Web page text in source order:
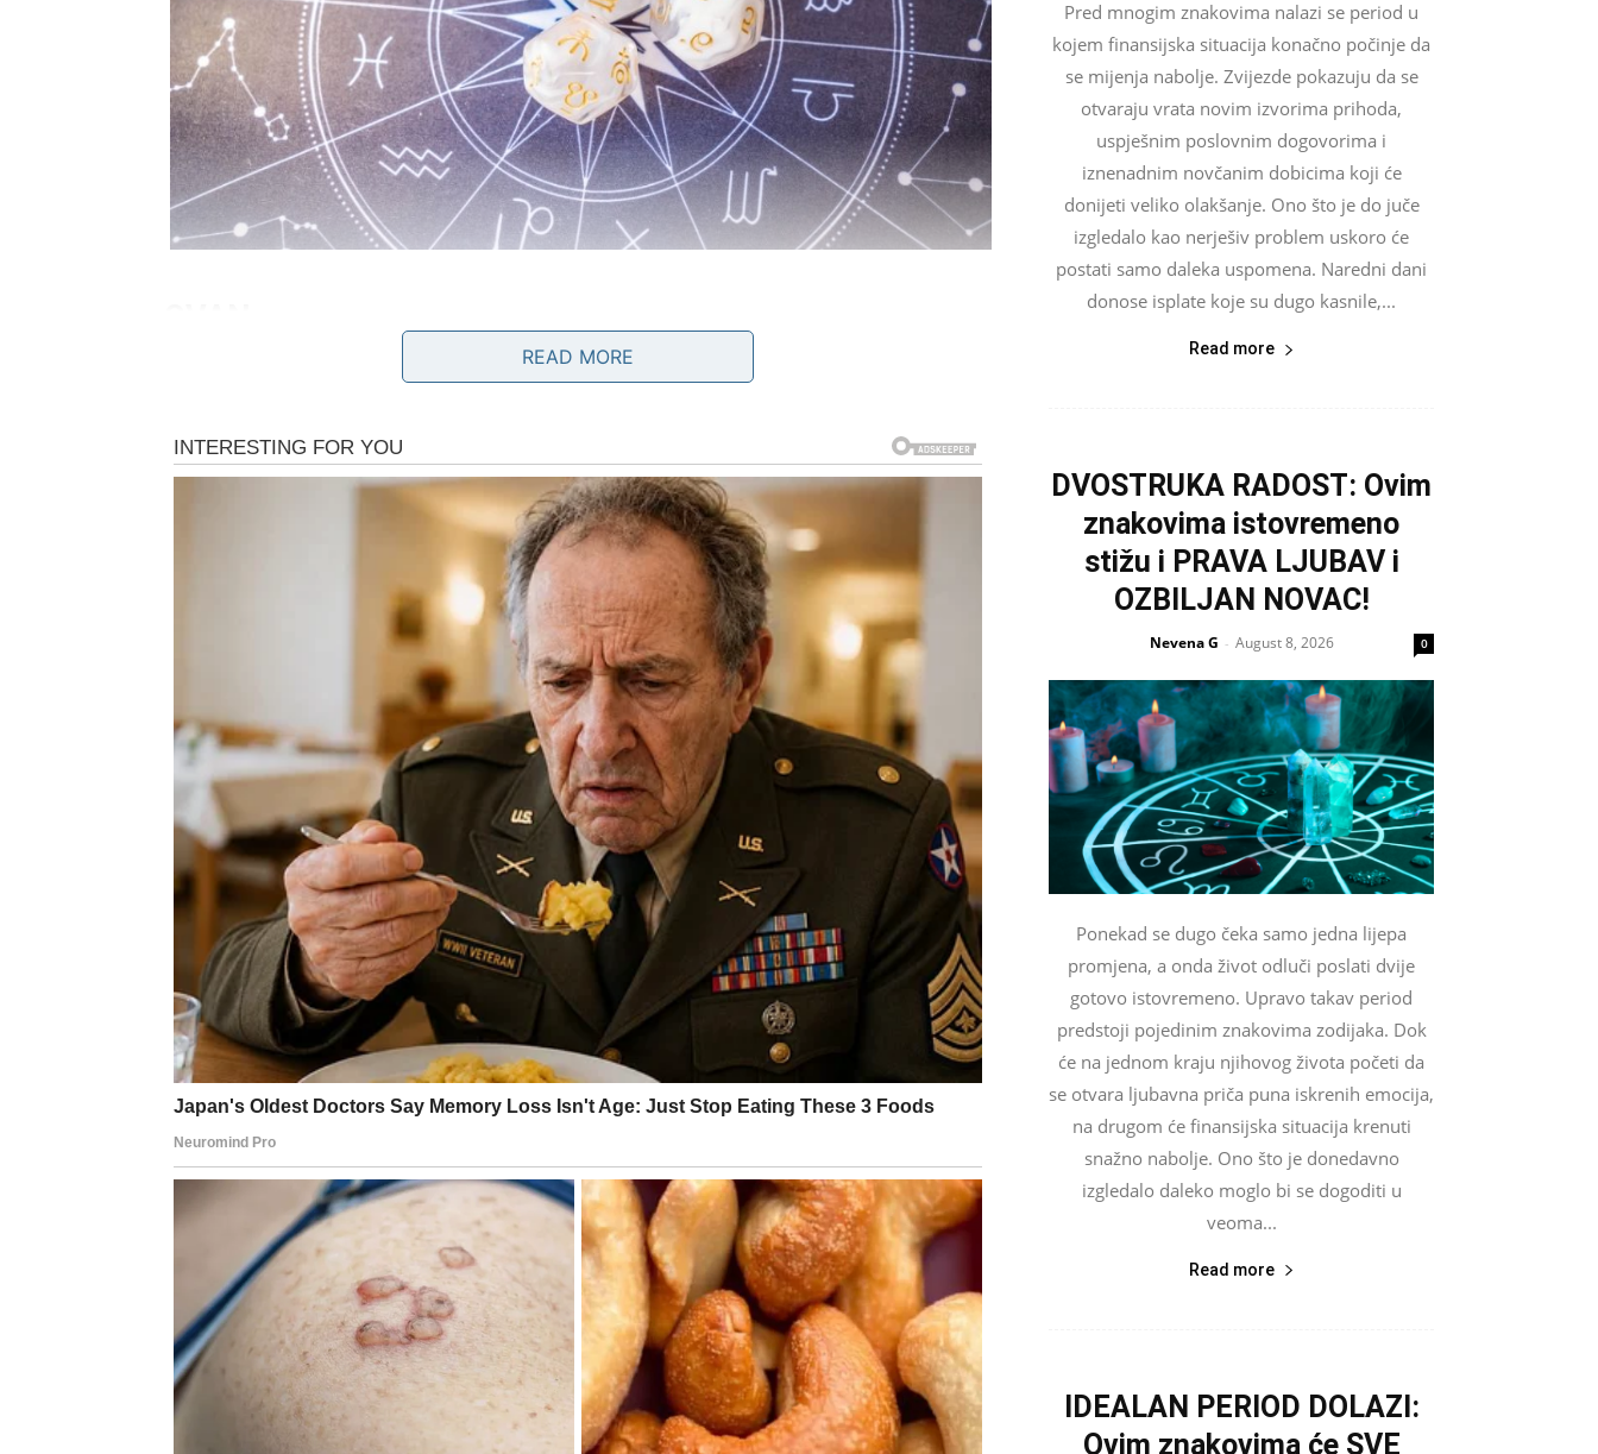
Ovnovima dolazi period u kojem će mnoge stvari konačno krenuti naprijed. Problemi koji su vas
Pred vama su dani puni energije i uspjeha.
Bikovi ulaze u fazu stabilnosti i sigurnosti. Finansijske i privatne okolnosti postaju mnogo
Zvijezde vam donose zasluženi mir.
BLIZANCI
Blizanci će imati osjećaj da im se vrata otvaraju na svakom koraku. Ljudi, prilike i okolnosti rade u
vašu korist.
Pred vama su veoma uspješni dani.
RAK
Rakovima dolazi emotivna sreća koju su dugo čekali. Ljubavni život postaje mnogo ljepši, a odnosi
sa bliskim ljudima stabilniji.
LAV
Lavovima zvijezde donose uspjeh i priznanje. Ono što ste dugo gradili sada konačno pokazuje
svoju pravu vrijednost.
Pred vama je period velikih pobjeda.
READ MORE
Pred mnogim znakovima nalazi se period u
kojem finansijska situacija konačno počinje da
se mijenja nabolje. Zvijezde pokazuju da se
otvaraju vrata novim izvorima prihoda,
uspješnim poslovnim dogovorima i
iznenadnim novčanim dobicima koji će
donijeti veliko olakšanje. Ono što je do juče
izgledalo kao nerješiv problem uskoro će
postati samo daleka uspomena. Naredni dani
donose isplate koje su dugo kasnile,...
Read more
DVOSTRUKA RADOST: Ovim
znakovima istovremeno
stižu i PRAVA LJUBAV i
OZBILJAN NOVAC!
Nevena G - August 8, 2026 0
Ponekad se dugo čeka samo jedna lijepa
promjena, a onda život odluči poslati dvije
gotovo istovremeno. Upravo takav period
predstoji pojedinim znakovima zodijaka. Dok
će na jednom kraju njihovog života početi da
se otvara ljubavna priča puna iskrenih emocija,
na drugom će finansijska situacija krenuti
snažno nabolje. Ono što je donedavno
izgledalo daleko moglo bi se dogoditi u
veoma...
Read more
IDEALAN PERIOD DOLAZI:
Ovim znakovima će SVE